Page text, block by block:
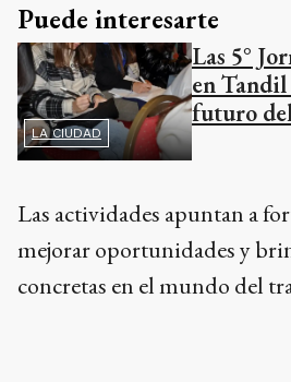
Puede interesarte
LA CIUDAD
Las 5°
en
futuro
Las actividades apuntan a
mejorar oportunidades y
concretas en el mundo del